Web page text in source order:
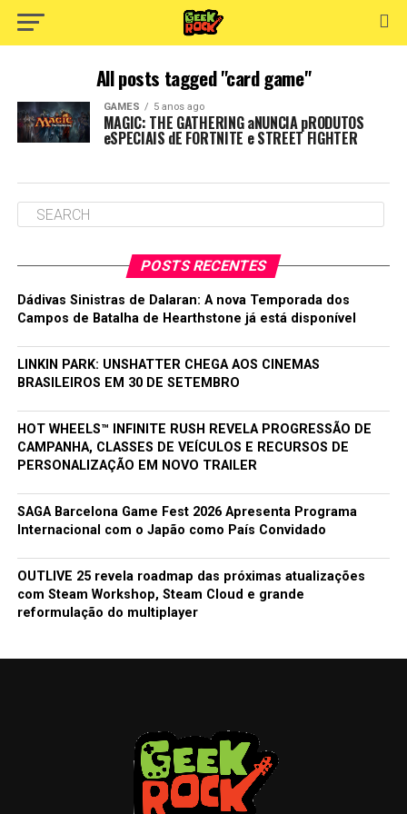
All posts tagged "card game"
GAMES 5 anos ago
MAGIC: THE GATHERING aNUNCIA pRODUTOS
eSPECIAIS dE FORTNITE e STREET FIGHTER
POSTS RECENTES
Dádivas Sinistras de Dalaran: A nova Temporada dos
Campos de Batalha de Hearthstone já está disponível
LINKIN PARK: UNSHATTER CHEGA AOS CINEMAS
BRASILEIROS EM 30 DE SETEMBRO
HOT WHEELS™ INFINITE RUSH REVELA PROGRESSÃO DE
CAMPANHA, CLASSES DE VEÍCULOS E RECURSOS DE
PERSONALIZAÇÃO EM NOVO TRAILER
SAGA Barcelona Game Fest 2026 Apresenta Programa
Internacional com o Japão como País Convidado
OUTLIVE 25 revela roadmap das próximas atualizações
com Steam Workshop, Steam Cloud e grande
reformulação do multiplayer